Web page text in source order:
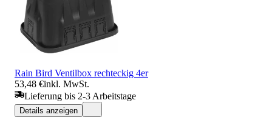
Rain Bird Ventilbox rechteckig 4er
53,48 €inkl. MwSt.
Lieferung bis 2-3 Arbeitstage
Details anzeigen